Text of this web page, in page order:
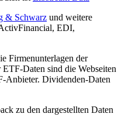
& Schwarz und weitere
EDI,
Firmenunterlagen der
Daten sind die Webseiten
Anbieter. Dividenden-Daten
zu den dargestellten Daten